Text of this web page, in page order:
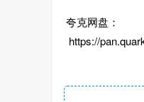
夸克网盘：
https://